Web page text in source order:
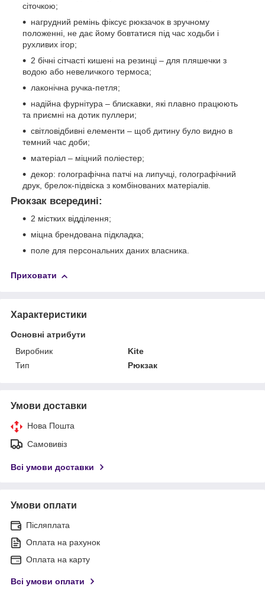
сіточкою;
нагрудний ремінь фіксує рюкзачок в зручному
положенні, не дає йому бовтатися під час ходьби і
рухливих ігор;
2 бічні сітчасті кишені на резинці – для пляшечки з
водою або невеличкого термоса;
лаконічна ручка-петля;
надійна фурнітура – блискавки, які плавно працюють
та приємні на дотик пуллери;
світловідбивні елементи – щоб дитину було видно в
темний час доби;
матеріал – міцний поліестер;
декор: голографічна патчі на липучці, голографічний
друк, брелок-підвіска з комбінованих матеріалів.
Рюкзак всередині:
2 містких відділення;
міцна брендована підкладка;
поле для персональних даних власника.
Приховати
Характеристики
Основні атрибути
Виробник
Kite
Тип
Рюкзак
Умови доставки
Нова Пошта
Самовивіз
Всі умови доставки
Умови оплати
Післяплата
Оплата на рахунок
Оплата на карту
Всі умови оплати